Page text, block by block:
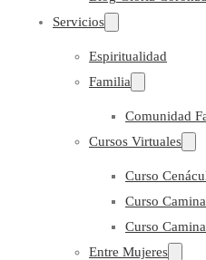
Servicios
Espiritualidad
Familia
Comunidad
Cursos Virtuales
Curso
Curso
Curso
Entre Mujeres